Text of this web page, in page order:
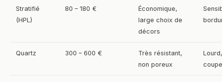
Stratifié
(HPL)
80 – 180 €
Économique,
large choix de
décors
Quartz 300 – 600 €
Très résistant,
non poreux